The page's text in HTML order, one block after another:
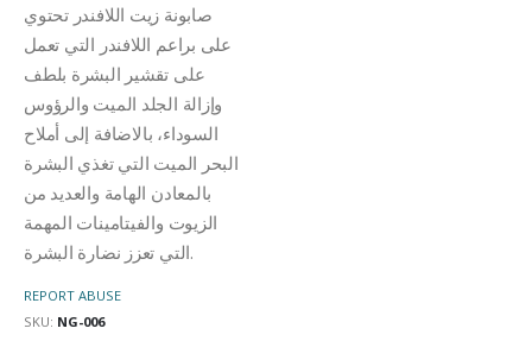
صابونة زيت اللافندر تحتوي
على براعم اللافندر التي تعمل
على تقشير البشرة بلطف
وإزالة الجلد الميت والرؤوس
السوداء، بالاضافة إلى أملاح
البحر الميت التي تغذي البشرة
بالمعادن الهامة والعديد من
الزيوت والفيتامينات المهمة
التي تعزز نضارة البشرة.
REPORT ABUSE
SKU: NG-006